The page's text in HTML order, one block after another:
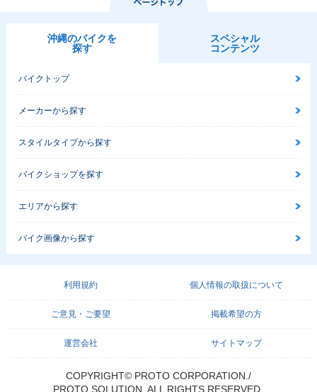
沖縄のバイクを
探す
スペシャル
コンテンツ
バイクトップ
メーカーから探す
スタイルタイプから探す
バイクショップを探す
エリアから探す
バイク画像から探す
利用規約 個人情報の取扱について
ご意見・ご要望 掲載希望の方
運営会社 サイトマップ
COPYRIGHT© PROTO CORPORATION./
PROTO SOLUTION. ALL RIGHTS RESERVED.